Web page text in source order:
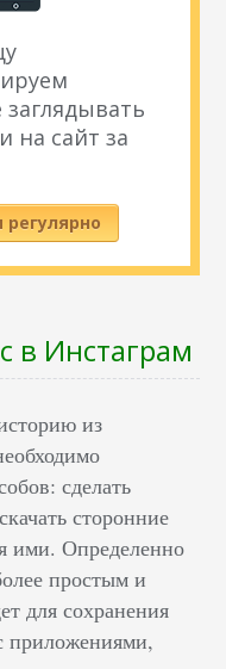
на сайт за
в Инстаграм
из
сделать
сторонние
ими. Определенно
простым и
для сохранения
приложениями,